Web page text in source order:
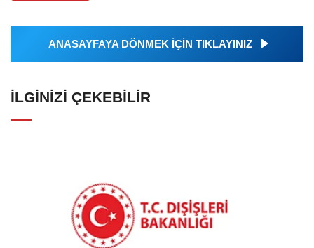
ANASAYFAYA DÖNMEK İÇİN TIKLAYINIZ
İLGINIZI ÇEKEBILIR